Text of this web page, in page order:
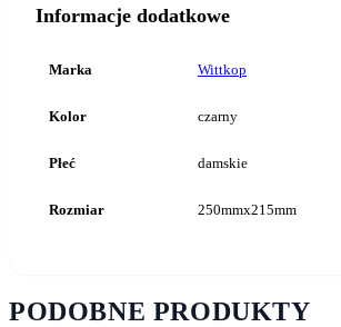
Informacje dodatkowe
Marka Wittkop
Kolor czarny
Płeć damskie
Rozmiar 250mmx215mm
PODOBNE PRODUKTY